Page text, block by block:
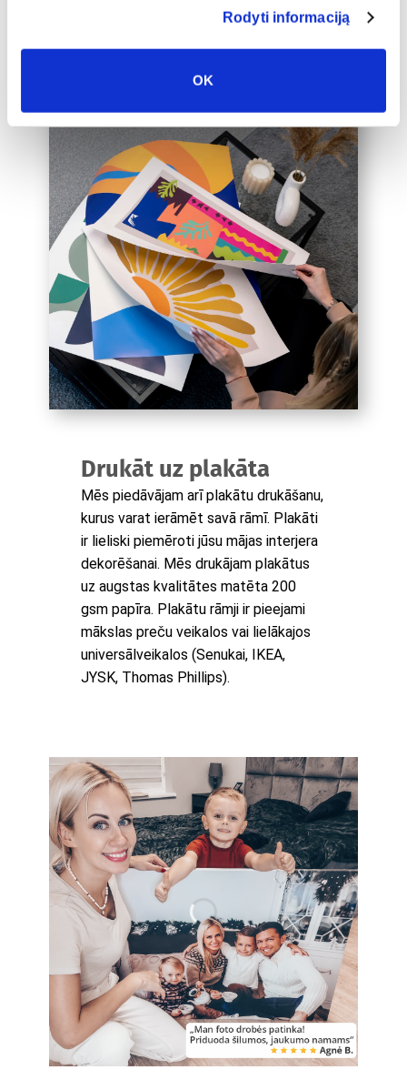
Rodyti informaciją
OK
rakstot uz labas@drobiunamai.lt.
Drukāt uz plakāta
Mēs piedāvājam arī plakātu drukāšanu,
kurus varat ierāmēt savā rāmī. Plakāti
ir lieliski piemēroti jūsu mājas interjera
dekorēšanai. Mēs drukājam plakātus
uz augstas kvalitātes matēta 200
gsm papīra. Plakātu rāmji ir pieejami
mākslas preču veikalos vai lielākajos
universālveikalos (Senukai, IKEA,
JYSK, Thomas Phillips).